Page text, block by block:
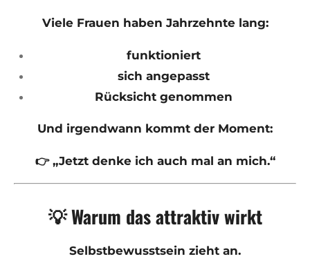
Viele Frauen haben Jahrzehnte lang:
funktioniert
sich angepasst
Rücksicht genommen
Und irgendwann kommt der Moment:
👉 „Jetzt denke ich auch mal an mich.“
💡 Warum das attraktiv wirkt
Selbstbewusstsein zieht an.